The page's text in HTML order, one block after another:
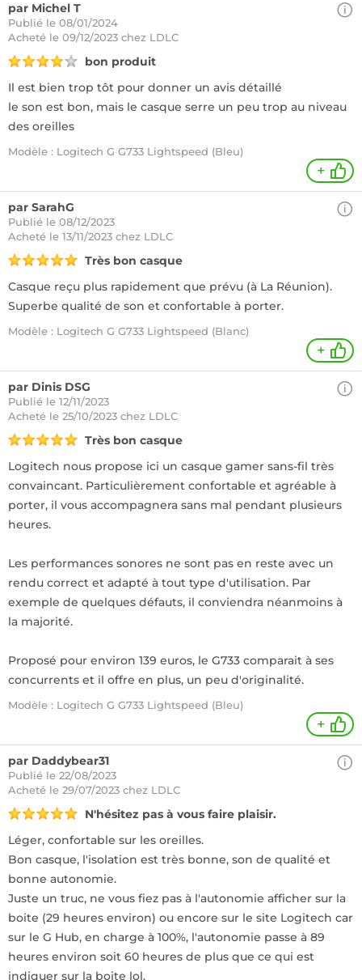
par Michel T
Publié le 08/01/2024
Acheté le 09/12/2023 chez LDLC
bon produit
Il est bien trop tôt pour donner un avis détaillé
le son est bon, mais le casque serre un peu trop au niveau
des oreilles
Modèle : Logitech G G733 Lightspeed (Bleu)
+
par SarahG
Publié le 08/12/2023
Acheté le 13/11/2023 chez LDLC
Très bon casque
Casque reçu plus rapidement que prévu (à La Réunion).
Superbe qualité de son et confortable à porter.
Modèle : Logitech G G733 Lightspeed (Blanc)
+
par Dinis DSG
Publié le 12/11/2023
Acheté le 25/10/2023 chez LDLC
Très bon casque
Logitech nous propose ici un casque gamer sans-fil très
convaincant. Particulièrement confortable et agréable à
porter, il vous accompagnera sans mal pendant plusieurs
heures.
Les performances sonores ne sont pas en reste avec un
rendu correct et adapté à tout type d'utilisation. Par
exemple de quelques défauts, il conviendra néanmoins à
la majorité.
Proposé pour environ 139 euros, le G733 comparait à ses
concurrents et il offre en plus, un peu d'originalité.
Modèle : Logitech G G733 Lightspeed (Bleu)
+
par Daddybear31
Publié le 22/08/2023
Acheté le 29/07/2023 chez LDLC
N'hésitez pas à vous faire plaisir.
Léger, confortable sur les oreilles.
Bon casque, l'isolation est très bonne, son de qualité et
bonne autonomie.
Juste un truc, ne vous fiez pas à l'autonomie afficher sur la
boite (29 heures environ) ou encore sur le site Logitech car
sur le G Hub, en charge à 100%, l'autonomie passe à 89
heures environ soit 60 heures de plus que ce qui est
indiquer sur la boite lol.